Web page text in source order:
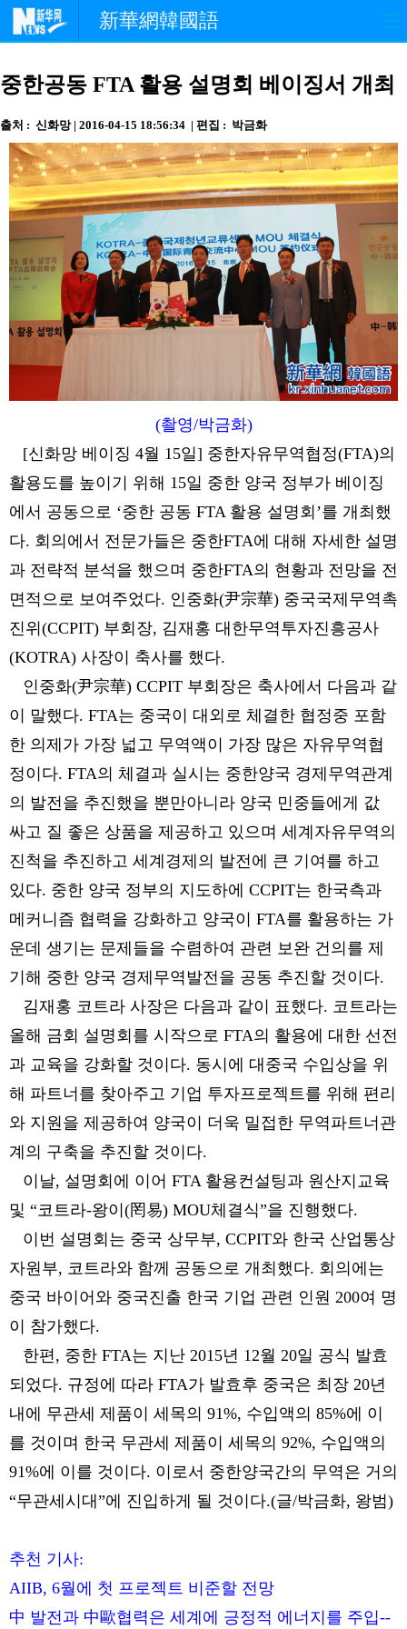
新華網韓國語
중한교류 핫 TV 문화
연예 관광 오피니언
생생 중국어
중한공동 FTA 활용 설명회 베이징서 개최
출처 : 신화망 | 2016-04-15 18:56:34 | 편집 : 박금화
(촬영/박금화)
[신화망 베이징 4월 15일] 중한자유무역협정(FTA)의
활용도를 높이기 위해 15일 중한 양국 정부가 베이징
에서 공동으로 ‘중한 공동 FTA 활용 설명회’를 개최했
다. 회의에서 전문가들은 중한FTA에 대해 자세한 설명
과 전략적 분석을 했으며 중한FTA의 현황과 전망을 전
면적으로 보여주었다. 인중화(尹宗華) 중국국제무역촉
진위(CCPIT) 부회장, 김재홍 대한무역투자진흥공사
(KOTRA) 사장이 축사를 했다.
인중화(尹宗華) CCPIT 부회장은 축사에서 다음과 같
이 말했다. FTA는 중국이 대외로 체결한 협정중 포함
한 의제가 가장 넓고 무역액이 가장 많은 자유무역협
정이다. FTA의 체결과 실시는 중한양국 경제무역관계
의 발전을 추진했을 뿐만아니라 양국 민중들에게 값
싸고 질 좋은 상품을 제공하고 있으며 세계자유무역의
진척을 추진하고 세계경제의 발전에 큰 기여를 하고
있다. 중한 양국 정부의 지도하에 CCPIT는 한국측과
메커니즘 협력을 강화하고 양국이 FTA를 활용하는 가
운데 생기는 문제들을 수렴하여 관련 보완 건의를 제
기해 중한 양국 경제무역발전을 공동 추진할 것이다.
김재홍 코트라 사장은 다음과 같이 표했다. 코트라는
올해 금회 설명회를 시작으로 FTA의 활용에 대한 선전
과 교육을 강화할 것이다. 동시에 대중국 수입상을 위
해 파트너를 찾아주고 기업 투자프로젝트를 위해 편리
와 지원을 제공하여 양국이 더욱 밀접한 무역파트너관
계의 구축을 추진할 것이다.
이날, 설명회에 이어 FTA 활용컨설팅과 원산지교육
및 “코트라-왕이(罔易) MOU체결식”을 진행했다.
이번 설명회는 중국 상무부, CCPIT와 한국 산업통상
자원부, 코트라와 함께 공동으로 개최했다. 회의에는
중국 바이어와 중국진출 한국 기업 관련 인원 200여 명
이 참가했다.
한편, 중한 FTA는 지난 2015년 12월 20일 공식 발효
되었다. 규정에 따라 FTA가 발효후 중국은 최장 20년
내에 무관세 제품이 세목의 91%, 수입액의 85%에 이
를 것이며 한국 무관세 제품이 세목의 92%, 수입액의
91%에 이를 것이다. 이로서 중한양국간의 무역은 거의
“무관세시대”에 진입하게 될 것이다.(글/박금화, 왕범)
추천 기사:
AIIB, 6월에 첫 프로젝트 비준할 전망
中 발전과 中歐협력은 세계에 긍정적 에너지를 주입--